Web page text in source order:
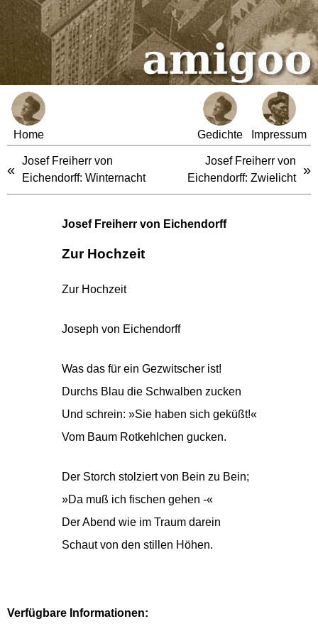
Home Gedichte Impressum
«
Josef Freiherr von
Eichendorff: Winternacht
Josef Freiherr von
Eichendorff: Zwielicht
»
Josef Freiherr von Eichendorff
Zur Hochzeit
Zur Hochzeit
Joseph von Eichendorff
Was das für ein Gezwitscher ist!
Durchs Blau die Schwalben zucken
Und schrein: »Sie haben sich geküßt!«
Vom Baum Rotkehlchen gucken.
Der Storch stolziert von Bein zu Bein;
»Da muß ich fischen gehen -«
Der Abend wie im Traum darein
Schaut von den stillen Höhen.
Verfügbare Informationen: